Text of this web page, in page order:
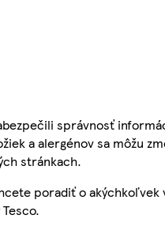
správnosť
a alergénov sa môžu
stránkach.
poradiť o